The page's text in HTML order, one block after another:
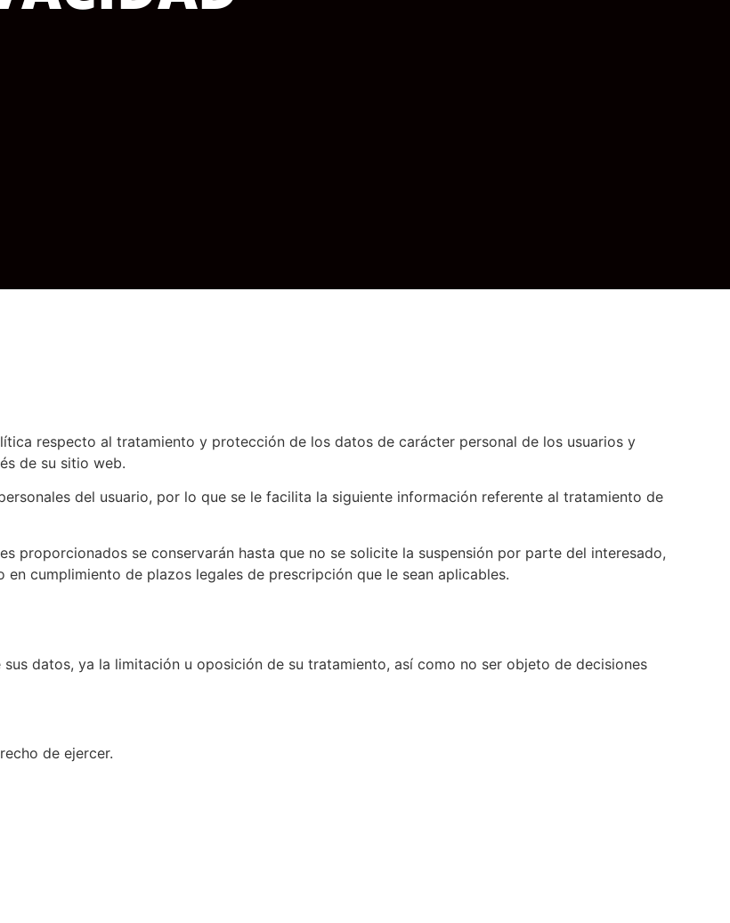
respecto al tratamiento y protección de los datos de carácter personal de los usuarios y
de su sitio web.
del usuario, por lo que se le facilita la siguiente información referente al tratamiento de
proporcionados se conservarán hasta que no se solicite la suspensión por parte del interesado,
cumplimiento de plazos legales de prescripción que le sean aplicables.
datos, ya la limitación u oposición de su tratamiento, así como no ser objeto de decisiones
de ejercer.